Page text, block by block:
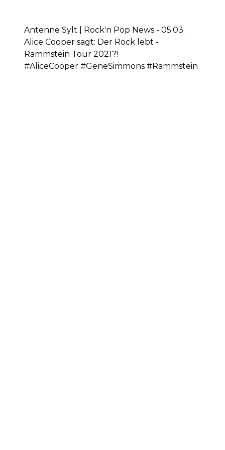
Antenne Sylt | Rock'n Pop News - 05.03.
Alice Cooper sagt: Der Rock lebt -
Rammstein Tour 2021?!
#AliceCooper #GeneSimmons #Rammstein